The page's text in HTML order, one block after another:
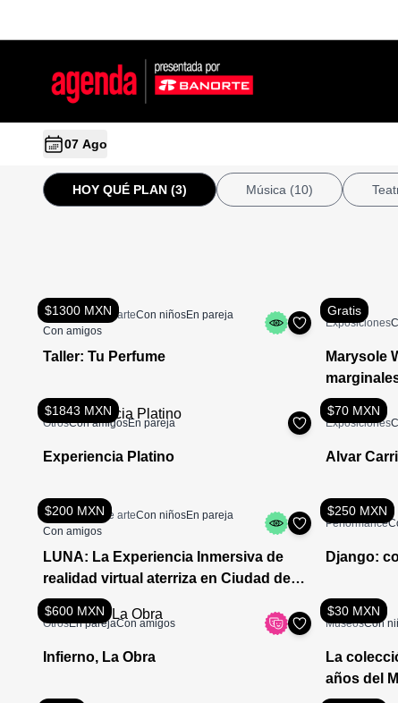
07 Ago
HOY QUÉ PLAN (3) Música (10)
$1300 MXN
Actividades de arteCon niñosEn pareja
Con amigos
Taller: Tu Perfume
Gratis
Exposiciones
Marysole
$1843 MXN
OtrosCon amigosEn pareja
Experiencia Platino
$70 MXN
Exposiciones
Alvar
$200 MXN
Actividades de arteCon niñosEn pareja
Con amigos
LUNA: La Experiencia Inmersiva de
realidad virtual aterriza en Ciudad de
México
$250 MXN
Performance
Django:
$600 MXN
OtrosEn parejaCon amigos
Infierno, La Obra
$30 MXN
MuseosCon
La
años del